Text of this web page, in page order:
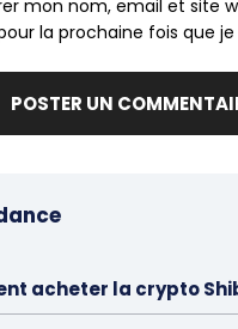
mon nom, email et site
la prochaine fois que
acheter la crypto